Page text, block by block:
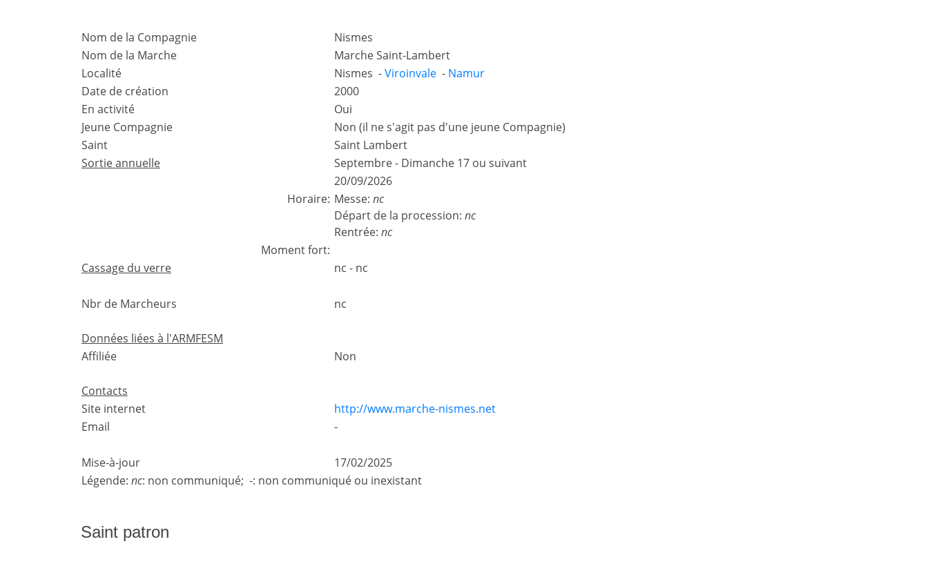
Nom de la Compagnie
Nismes
Nom de la Marche
Marche Saint-Lambert
Localité
Nismes -Viroinvale - Namur
Date de création
2000
En activité
Oui
Jeune Compagnie
Non (il ne s'agit pas d'une jeune Compagnie)
Saint
Saint Lambert
Sortie annuelle
Septembre - Dimanche 17 ou suivant
20/09/2026
Horaire: Messe: nc
Départ de la procession: nc
Rentrée: nc
Moment fort:
Cassage du verre
nc - nc
Nbr de Marcheurs nc
Données liées à l'ARMFESM
Affiliée
Non
Contacts
Site internet
http://www.marche-nismes.net
Email
-
Mise-à-jour
17/02/2025
Légende: nc: non communiqué; -: non communiqué ou inexistant
Saint patron